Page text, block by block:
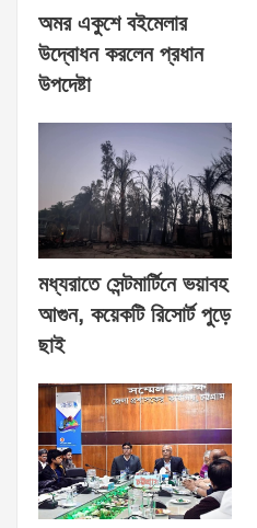
অমর একুশে বইমেলার
উদ্বোধন করলেন প্রধান
উপদেষ্টা
মধ্যরাতে সেন্টমার্টিনে ভয়াবহ
আগুন, কয়েকটি রিসোর্ট পুড়ে
ছাই